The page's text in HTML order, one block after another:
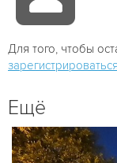
Для того, чтобы
зарегистрироваться
Ещё